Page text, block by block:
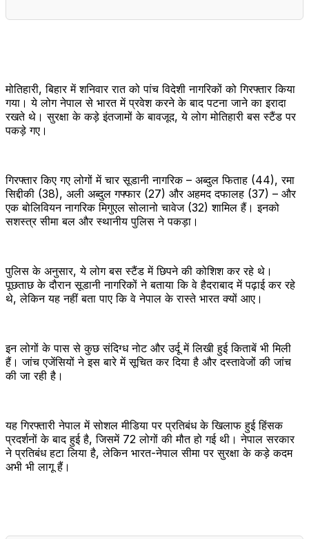
मोतिहारी, बिहार में शनिवार रात को पांच विदेशी नागरिकों को गिरफ्तार किया
गया। ये लोग नेपाल से भारत में प्रवेश करने के बाद पटना जाने का इरादा
रखते थे। सुरक्षा के कड़े इंतजामों के बावजूद, ये लोग मोतिहारी बस स्टैंड पर
पकड़े गए।
गिरफ्तार किए गए लोगों में चार सूडानी नागरिक – अब्दुल फिताह (44), रमा
सिद्दीकी (38), अली अब्दुल गफ्फार (27) और अहमद दफालह (37) – और
एक बोलिवियन नागरिक मिगुएल सोलानो चावेज (32) शामिल हैं। इनको
सशस्त्र सीमा बल और स्थानीय पुलिस ने पकड़ा।
पुलिस के अनुसार, ये लोग बस स्टैंड में छिपने की कोशिश कर रहे थे।
पूछताछ के दौरान सूडानी नागरिकों ने बताया कि वे हैदराबाद में पढ़ाई कर रहे
थे, लेकिन यह नहीं बता पाए कि वे नेपाल के रास्ते भारत क्यों आए।
इन लोगों के पास से कुछ संदिग्ध नोट और उर्दू में लिखी हुई किताबें भी मिली
हैं। जांच एजेंसियों ने इस बारे में सूचित कर दिया है और दस्तावेजों की जांच
की जा रही है।
यह गिरफ्तारी नेपाल में सोशल मीडिया पर प्रतिबंध के खिलाफ हुई हिंसक
प्रदर्शनों के बाद हुई है, जिसमें 72 लोगों की मौत हो गई थी। नेपाल सरकार
ने प्रतिबंध हटा लिया है, लेकिन भारत-नेपाल सीमा पर सुरक्षा के कड़े कदम
अभी भी लागू हैं।